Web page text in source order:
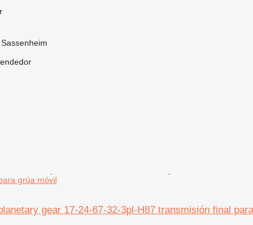
grúa móvil
gear 17-24-67-32-3pl-H87 transmisión final